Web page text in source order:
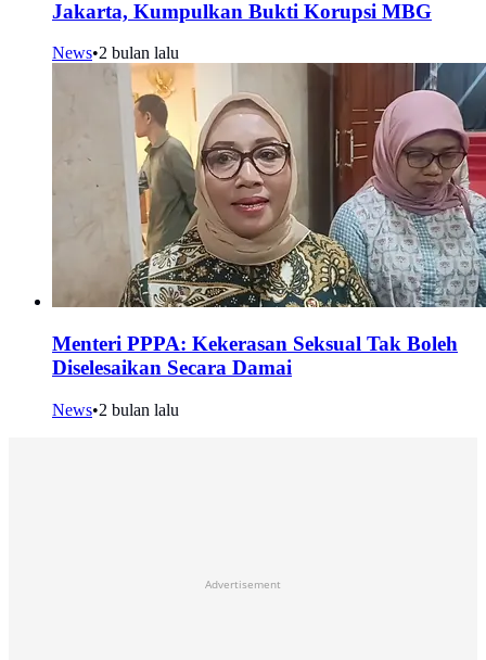
Jakarta, Kumpulkan Bukti Korupsi MBG
News•2 bulan lalu
Menteri PPPA: Kekerasan Seksual Tak Boleh
Diselesaikan Secara Damai
News•2 bulan lalu
Advertisement